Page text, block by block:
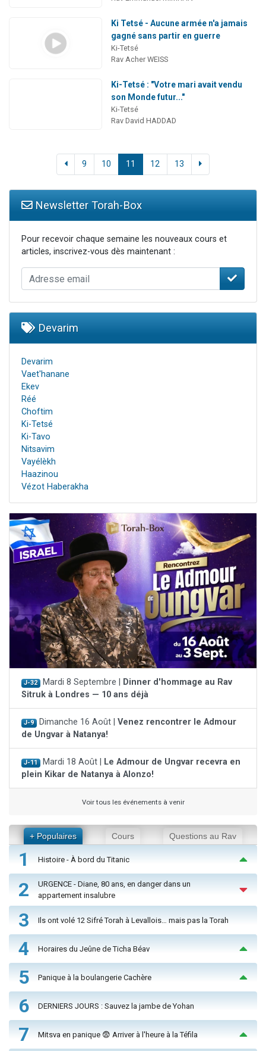
Ki Tetsé - Aucune armée n'a jamais
gagné sans partir en guerre
Ki-Tetsé
Rav Acher WEISS
Ki-Tetsé : "Votre mari avait vendu
son Monde futur..."
Ki-Tetsé
Rav David HADDAD
9 10 11 12 13
Newsletter Torah-Box
Pour recevoir chaque semaine les nouveaux cours et
articles, inscrivez-vous dès maintenant :
Devarim
Devarim
Vaet'hanane
Ekev
Réé
Choftim
Ki-Tetsé
Ki-Tavo
Nitsavim
Vayélèkh
Haazinou
Vézot Haberakha
J-32 Mardi 8 Septembre |
Dinner d'hommage au Rav
Sitruk à Londres — 10 ans déjà
J-9 Dimanche 16 Août | Venez rencontrer le Admour
de Ungvar à Natanya!
J-11 Mardi 18 Août |
Le Admour de Ungvar recevra en
plein Kikar de Natanya à Alonzo!
Voir tous les événements à venir
+ Populaires Cours Questions au Rav
1 Histoire - À bord du Titanic
2
URGENCE - Diane, 80 ans, en danger dans un
appartement insalubre
3 Ils ont volé 12 Sifré Torah à Levallois… mais pas la Torah
4 Horaires du Jeûne de Ticha Béav
5 Panique à la boulangerie Cachère
6 DERNIERS JOURS : Sauvez la jambe de Yohan
7 Mitsva en panique 😨 Arriver à l'heure à la Téfila